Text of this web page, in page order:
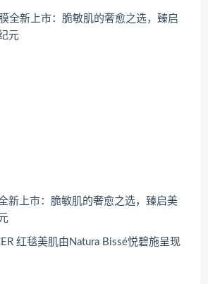
新上市：脆敏肌的奢愈之选，臻启美